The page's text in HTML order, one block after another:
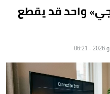
واحد قد يقطع